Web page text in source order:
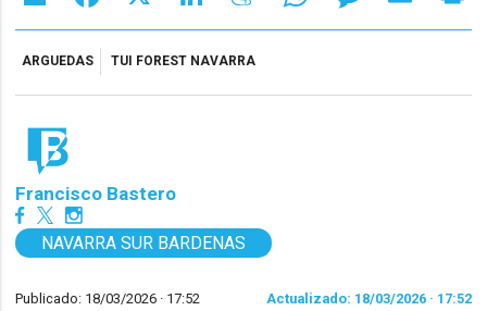
ARGUEDAS TUI FOREST NAVARRA
Francisco Bastero
NAVARRA SUR BARDENAS
Publicado: 18/03/2026 · 17:52 Actualizado: 18/03/2026 · 17:52